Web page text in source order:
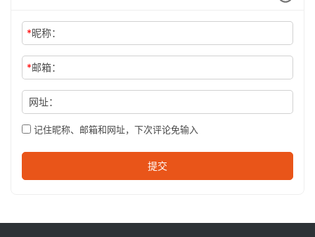
*昵称：
*邮箱：
网址：
记住昵称、邮箱和网址，下次评论免输入
提交